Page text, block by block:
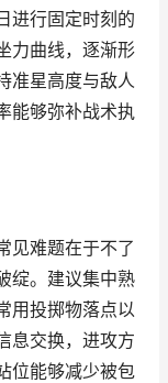
进行固定时刻的
力曲线，逐渐形
准星高度与敌人
能够弥补战术执
见难题在于不了
绽。建议集中熟
用投掷物落点以
息交换，进攻方
位能够减少被包